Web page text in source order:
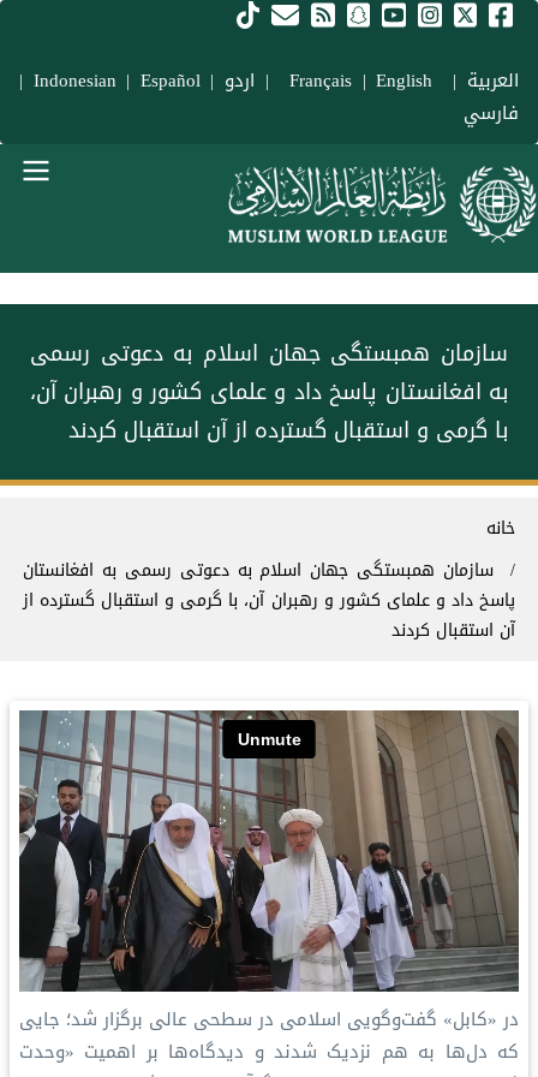
رفتن به محتوای اصلی
العربية |
|English
| اردو |
Indonesian | Español
|
فارسي
سازمان همبستگی جهان اسلام به دعوتی رسمی
به افغانستان پاسخ داد و علمای کشور و رهبران آن،
با گرمی و استقبال گسترده از آن استقبال کردند
مسیر راهنما
خانه
سازمان همبستگی جهان اسلام به دعوتی رسمی به افغانستان
پاسخ داد و علمای کشور و رهبران آن، با گرمی و استقبال گسترده از
آن استقبال کردند
در «کابل» گفت‌وگویی اسلامی در سطحی عالی برگزار شد؛ جایی
که دل‌ها به هم نزدیک شدند و دیدگاه‌ها بر اهمیت «وحدت